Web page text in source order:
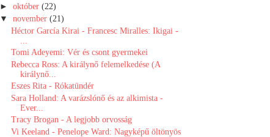
►október(22)
▼ november(21)
Héctor García Kirai - Francesc Miralles: Ikigai -
Tomi Adeyemi: Vér és csont gyermekei
Rebecca Ross: A királynő felemelkedése (A
királynő...
Eszes Rita - Rókatündér
Sara Holland: A ​varázslónő és az alkimista -
Ever...
Tracy Brogan - A legjobb orvosság
Vi Keeland - Penelope Ward: Nagyképű öltönyös